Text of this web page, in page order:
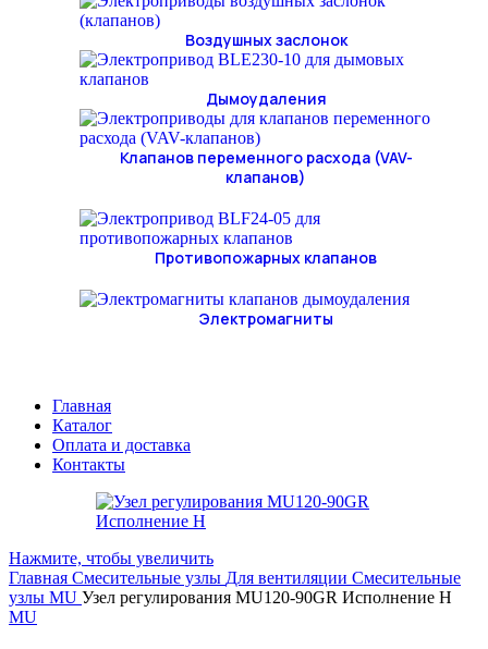
Воздушных заслонок
Дымоудаления
Клапанов переменного расхода (VAV-
клапанов)
Противопожарных клапанов
Электромагниты
Главная
Каталог
Оплата и доставка
Контакты
Нажмите, чтобы увеличить
Главная Смесительные узлы Для вентиляции Смесительные
узлы MU Узел регулирования MU120-90GR Исполнение H
MU